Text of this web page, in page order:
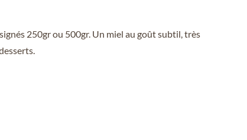
250gr ou 500gr. Un miel au goût subtil, très